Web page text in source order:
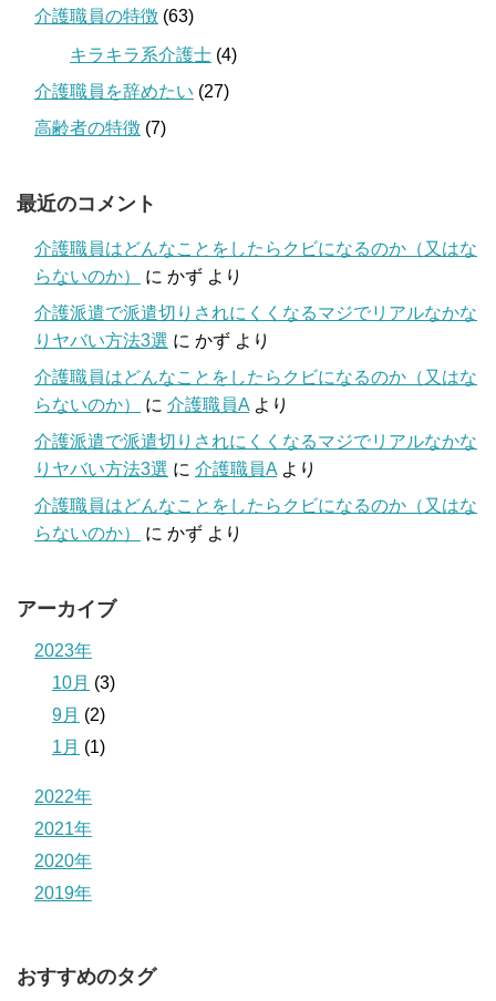
介護職員の特徴 (63)
キラキラ系介護士 (4)
介護職員を辞めたい (27)
高齢者の特徴 (7)
最近のコメント
介護職員はどんなことをしたらクビになるのか（又はな
らないのか）
に かず より
介護派遣で派遣切りされにくくなるマジでリアルなかな
りヤバい方法3選 に かず より
介護職員はどんなことをしたらクビになるのか（又はな
らないのか）
に 介護職員A より
介護派遣で派遣切りされにくくなるマジでリアルなかな
りヤバい方法3選 に 介護職員A より
介護職員はどんなことをしたらクビになるのか（又はな
らないのか）
に かず より
アーカイブ
2023年
10月 (3)
9月 (2)
1月 (1)
2022年
2021年
2020年
2019年
おすすめのタグ